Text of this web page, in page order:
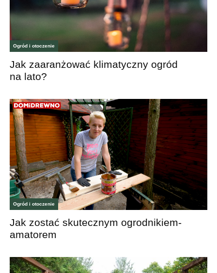
Ogród i otoczenie
Jak zaaranżować klimatyczny ogród
na lato?
Ogród i otoczenie
Jak zostać skutecznym ogrodnikiem-
amatorem